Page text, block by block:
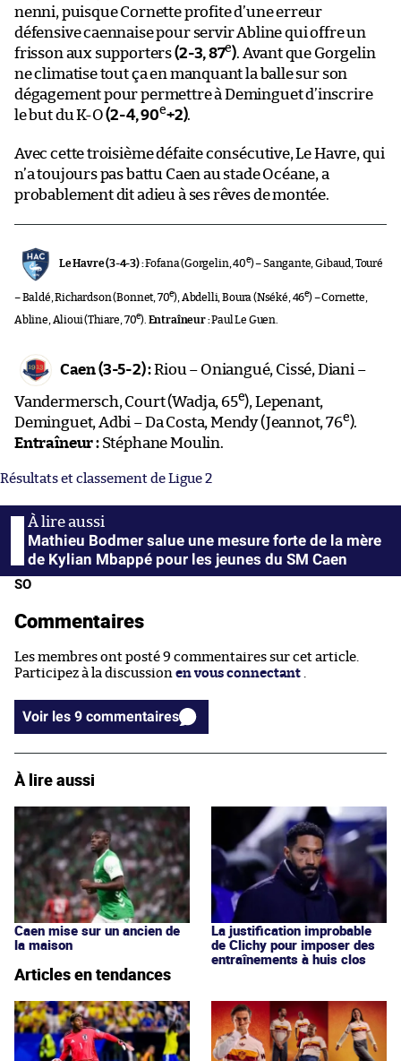
nenni, puisque Cornette profite d’une erreur
défensive caennaise pour servir Abline qui offre un
frisson aux supporters(2-3, 87e). Avant que Gorgelin
ne climatise tout ça en manquant la balle sur son
dégagement pour permettre à Deminguet d’inscrire
le but du K-O(2-4, 90e+2).
Avec cette troisième défaite consécutive, Le Havre, qui
n’a toujours pas battu Caen au stade Océane, a
probablement dit adieu à ses rêves de montée.
Le Havre (3-4-3) :Fofana (Gorgelin, 40e) – Sangante, Gibaud, Touré
– Baldé, Richardson (Bonnet, 70e), Abdelli, Boura (Nséké, 46e) – Cornette,
Abline, Alioui (Thiare, 70e). Entraîneur :Paul Le Guen.
Caen (3-5-2) :Riou – Oniangué, Cissé, Diani –
Vandermersch, Court (Wadja, 65e), Lepenant,
Deminguet, Adbi – Da Costa, Mendy (Jeannot, 76e).
Entraîneur :Stéphane Moulin.
Résultats et classement de Ligue 2
Mathieu Bodmer salue une mesure forte de la mère
de Kylian Mbappé pour les jeunes du SM Caen
SO
Commentaires
Les membres ont posté 9 commentaires sur cet article.
Participez à la discussion en vous connectant
Voir les 9 commentaires
À lire aussi
Caen mise sur un ancien de
la maison
La justification improbable
de Clichy pour imposer des
entraînements à huis clos
Articles en tendances